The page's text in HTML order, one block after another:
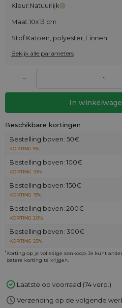
Kleur:Natuurlijk
Maat:10x13 cm
Stof:Katoen, polyester, Linnen
Bekijk alle parameters
–
In
Beschikbare kortingen
Bestelling boven: 50€
KORTING 5%
Bestelling boven: 100€
KORTING 10%
Bestelling boven: 150€
KORTING 15%
Bestelling boven: 200€
KORTING 20%
Bestelling boven: 300€
KORTING 25%
*Korting op je volledige aankoop. Je kunt
betere korting te krijgen.
Laatste op voorraad (74 verp.)
Verzending op de volgende